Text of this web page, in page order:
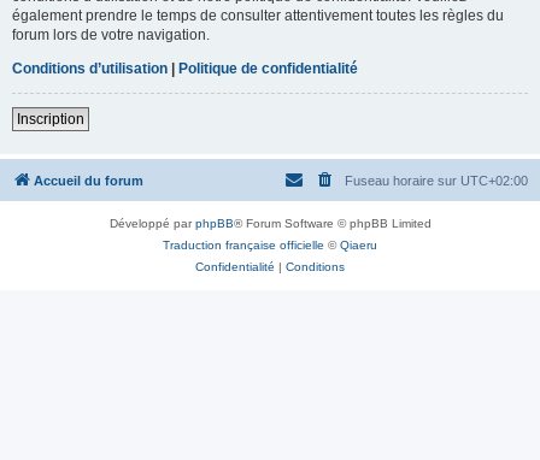
également prendre le temps de consulter attentivement toutes les règles du
forum lors de votre navigation.
Conditions d’utilisation | Politique de confidentialité
Inscription
Accueil du forum Fuseau horaire sur UTC+02:00
Développé parphpBB® Forum Software © phpBB Limited
Traduction française officielle ©Qiaeru
Confidentialité | Conditions